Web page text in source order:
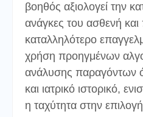
βοηθός αξιολογεί την
ανάγκες του ασθενή και
καταλληλότερο
χρήση προηγμένων
ανάλυσης
και ιατρικό ιστορικό,
η ταχύτητα στην